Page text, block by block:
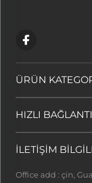
ÜRÜN
HIZLI
İLETİŞİM
Office add : çin,